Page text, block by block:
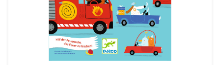
Der Zauberer Und Das Kristallzepter
Wandspiel - Krokodil